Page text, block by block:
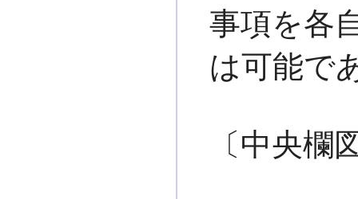
事項を各
は可能で
〔中央欄